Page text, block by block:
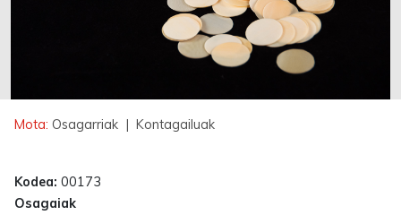
Mota: Osagarriak | Kontagailuak
Kodea: 00173
Osagaiak